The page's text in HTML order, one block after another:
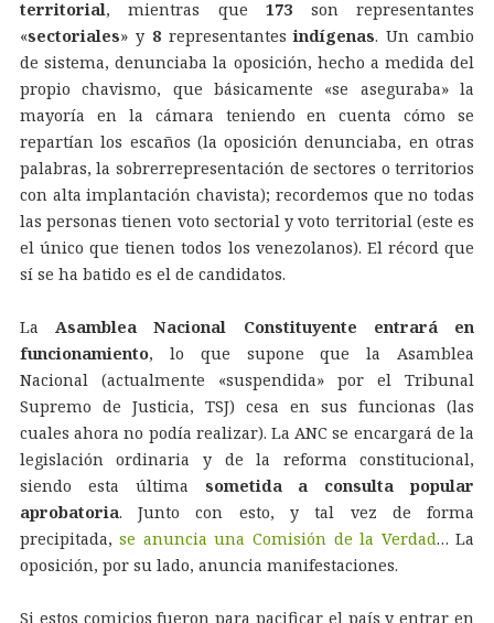
territorial, mientras que173 son representantes
«sectoriales» y 8representantesindígenas. Un cambio
de sistema, denunciaba la oposición, hecho a medida del
propio chavismo, que básicamente «se aseguraba» la
mayoría en la cámara teniendo en cuenta cómo se
repartían los escaños (la oposición denunciaba, en otras
palabras, la sobrerrepresentación de sectores o territorios
con alta implantación chavista); recordemos que no todas
las personas tienen voto sectorial y voto territorial (este es
el único que tienen todos los venezolanos). El récord que
sí se ha batido es el de candidatos.
La Asamblea Nacional Constituyente entrará en
funcionamiento, lo que supone que la Asamblea
Nacional (actualmente «suspendida» por el Tribunal
Supremo de Justicia, TSJ) cesa en sus funcionas (las
cuales ahora no podía realizar). La ANC se encargará de la
legislación ordinaria y de la reforma constitucional,
siendo esta última sometida a consulta popular
aprobatoria. Junto con esto, y tal vez de forma
precipitada,se anuncia una Comisión de la Verdad… La
oposición, por su lado, anuncia manifestaciones.
Si estos comicios fueron para pacificar el país y entrar en